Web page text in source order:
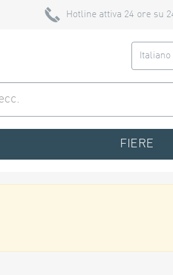
Hotline attiva 24 ore su
Italiano
FIERE